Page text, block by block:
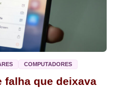
COMPUTADORES
falha que deixava